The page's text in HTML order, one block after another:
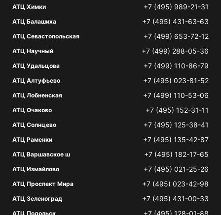
АТЦ Химки +7 (495) 989-21-31
АТЦ Балашиха +7 (495) 431-63-63
АТЦ Севастопольская +7 (499) 653-72-12
АТЦ Научный +7 (499) 288-05-36
АТЦ Удальцова +7 (499) 110-86-79
АТЦ Алтуфьево +7 (495) 023-81-52
АТЦ Лобненская +7 (499) 110-53-06
АТЦ Очаково +7 (495) 152-31-11
АТЦ Солнцево +7 (495) 125-38-41
АТЦ Раменки +7 (495) 135-42-87
АТЦ Варшавское ш +7 (495) 182-17-65
АТЦ Измайлово +7 (495) 021-25-26
АТЦ Проспект Мира +7 (495) 023-42-98
АТЦ Зеленоград +7 (495) 431-00-33
АТЦ Подольск +7 (495) 128-01-88